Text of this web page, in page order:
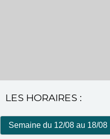
LES HORAIRES :